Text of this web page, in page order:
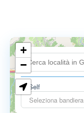
Self
Seleziona bandiera
+
−